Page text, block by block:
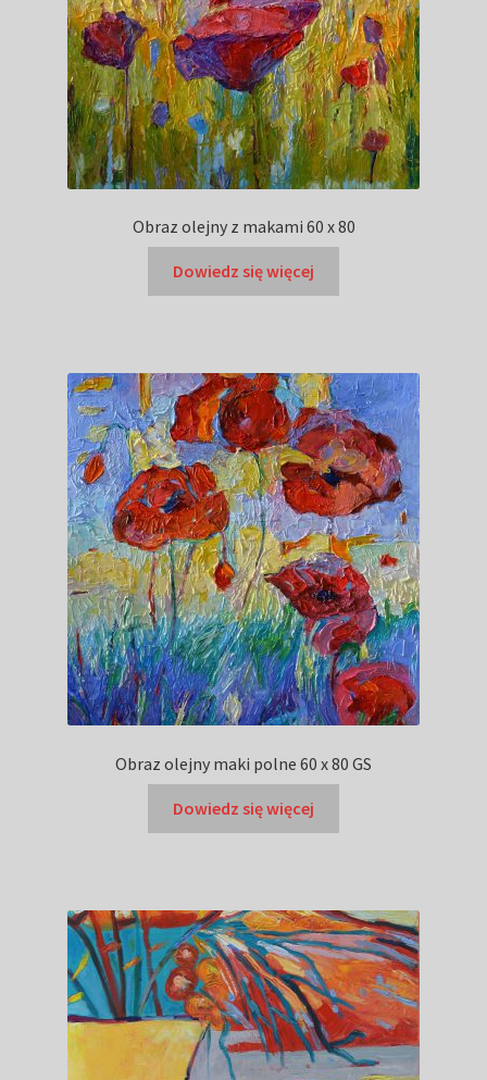
Obraz olejny z makami 60 x 80
Dowiedz się więcej
Obraz olejny maki polne 60 x 80 GS
Dowiedz się więcej